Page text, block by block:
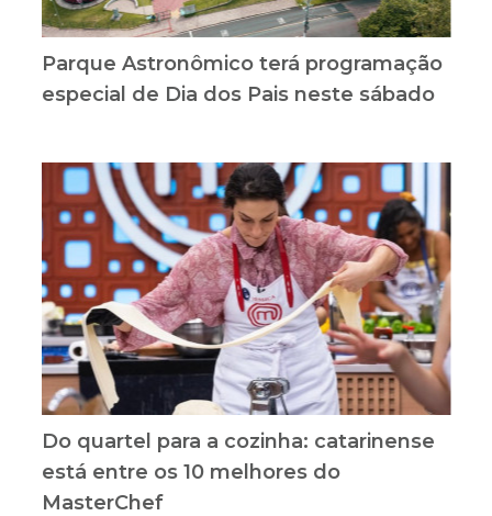
Parque Astronômico terá programação
especial de Dia dos Pais neste sábado
Do quartel para a cozinha: catarinense
está entre os 10 melhores do
MasterChef